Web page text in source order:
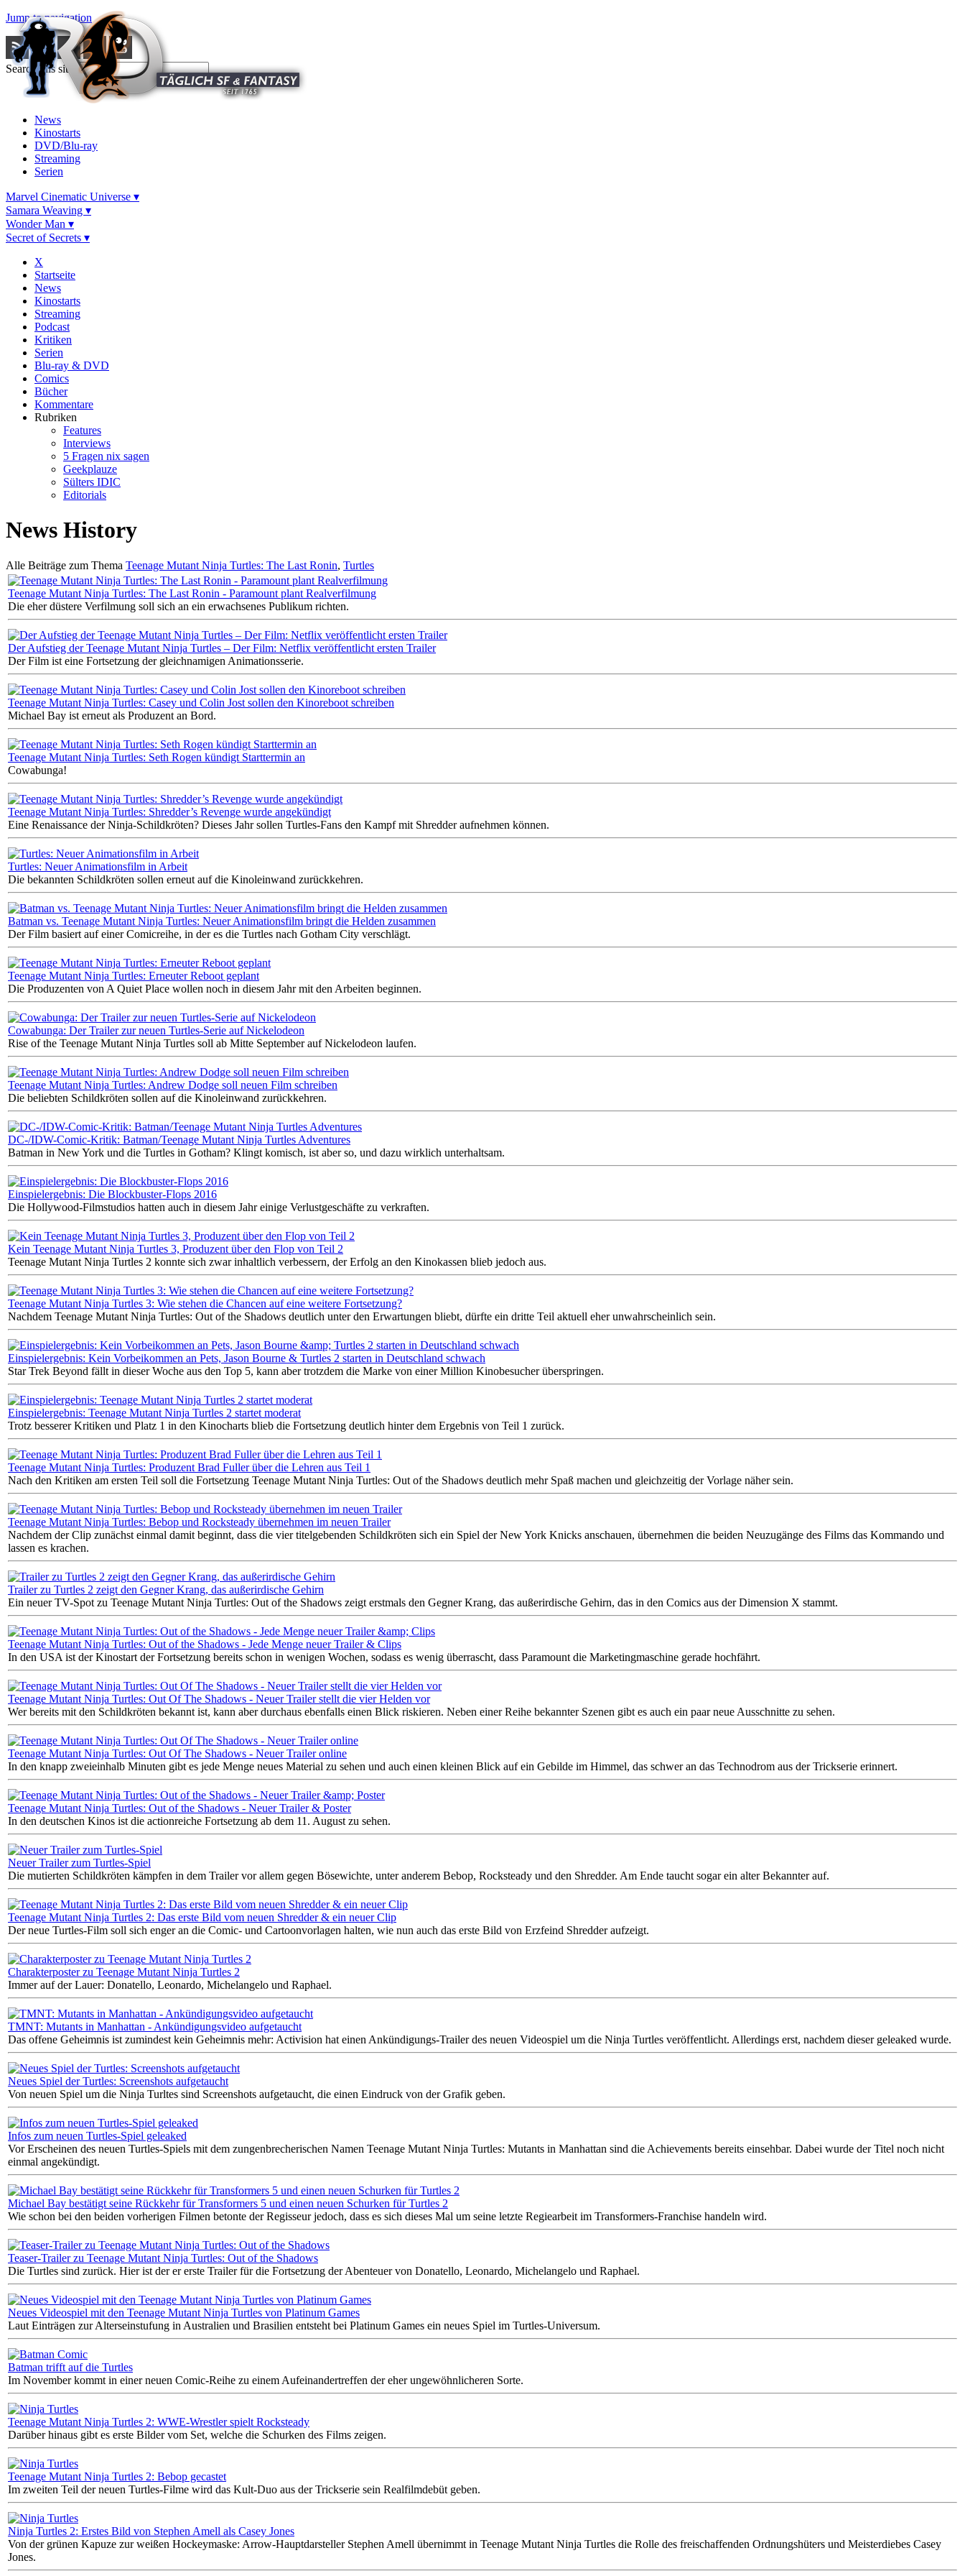
Jump to navigation
Search this site
News
Kinostarts
DVD/Blu-ray
Streaming
Serien
Marvel Cinematic Universe ▾
Samara Weaving ▾
Wonder Man ▾
Secret of Secrets ▾
X
Startseite
News
Kinostarts
Streaming
Podcast
Kritiken
Serien
Blu-ray & DVD
Comics
Bücher
Kommentare
Rubriken
Features
Interviews
5 Fragen nix sagen
Geekplauze
Sülters IDIC
Editorials
News History
Alle Beiträge zum Thema Teenage Mutant Ninja Turtles: The Last Ronin, Turtles
Teenage Mutant Ninja Turtles: The Last Ronin - Paramount plant Realverfilmung
Die eher düstere Verfilmung soll sich an ein erwachsenes Publikum richten.
Der Aufstieg der Teenage Mutant Ninja Turtles – Der Film: Netflix veröffentlicht ersten Trailer
Der Film ist eine Fortsetzung der gleichnamigen Animationsserie.
Teenage Mutant Ninja Turtles: Casey und Colin Jost sollen den Kinoreboot schreiben
Michael Bay ist erneut als Produzent an Bord.
Teenage Mutant Ninja Turtles: Seth Rogen kündigt Starttermin an
Cowabunga!
Teenage Mutant Ninja Turtles: Shredder’s Revenge wurde angekündigt
Eine Renaissance der Ninja-Schildkröten? Dieses Jahr sollen Turtles-Fans den Kampf mit Shredder aufnehmen können.
Turtles: Neuer Animationsfilm in Arbeit
Die bekannten Schildkröten sollen erneut auf die Kinoleinwand zurückkehren.
Batman vs. Teenage Mutant Ninja Turtles: Neuer Animationsfilm bringt die Helden zusammen
Der Film basiert auf einer Comicreihe, in der es die Turtles nach Gotham City verschlägt.
Teenage Mutant Ninja Turtles: Erneuter Reboot geplant
Die Produzenten von A Quiet Place wollen noch in diesem Jahr mit den Arbeiten beginnen.
Cowabunga: Der Trailer zur neuen Turtles-Serie auf Nickelodeon
Rise of the Teenage Mutant Ninja Turtles soll ab Mitte September auf Nickelodeon laufen.
Teenage Mutant Ninja Turtles: Andrew Dodge soll neuen Film schreiben
Die beliebten Schildkröten sollen auf die Kinoleinwand zurückkehren.
DC-/IDW-Comic-Kritik: Batman/Teenage Mutant Ninja Turtles Adventures
Batman in New York und die Turtles in Gotham? Klingt komisch, ist aber so, und dazu wirklich unterhaltsam.
Einspielergebnis: Die Blockbuster-Flops 2016
Die Hollywood-Filmstudios hatten auch in diesem Jahr einige Verlustgeschäfte zu verkraften.
Kein Teenage Mutant Ninja Turtles 3, Produzent über den Flop von Teil 2
Teenage Mutant Ninja Turtles 2 konnte sich zwar inhaltlich verbessern, der Erfolg an den Kinokassen blieb jedoch aus.
Teenage Mutant Ninja Turtles 3: Wie stehen die Chancen auf eine weitere Fortsetzung?
Nachdem Teenage Mutant Ninja Turtles: Out of the Shadows deutlich unter den Erwartungen bliebt, dürfte ein dritte Teil aktuell eher unwahrscheinlich sein.
Einspielergebnis: Kein Vorbeikommen an Pets, Jason Bourne & Turtles 2 starten in Deutschland schwach
Star Trek Beyond fällt in dieser Woche aus den Top 5, kann aber trotzdem die Marke von einer Million Kinobesucher überspringen.
Einspielergebnis: Teenage Mutant Ninja Turtles 2 startet moderat
Trotz besserer Kritiken und Platz 1 in den Kinocharts blieb die Fortsetzung deutlich hinter dem Ergebnis von Teil 1 zurück.
Teenage Mutant Ninja Turtles: Produzent Brad Fuller über die Lehren aus Teil 1
Nach den Kritiken am ersten Teil soll die Fortsetzung Teenage Mutant Ninja Turtles: Out of the Shadows deutlich mehr Spaß machen und gleichzeitig der Vorlage näher sein.
Teenage Mutant Ninja Turtles: Bebop und Rocksteady übernehmen im neuen Trailer
Nachdem der Clip zunächst einmal damit beginnt, dass die vier titelgebenden Schildkröten sich ein Spiel der New York Knicks anschauen, übernehmen die beiden Neuzugänge des Films das Kommando und
lassen es krachen.
Trailer zu Turtles 2 zeigt den Gegner Krang, das außerirdische Gehirn
Ein neuer TV-Spot zu Teenage Mutant Ninja Turtles: Out of the Shadows zeigt erstmals den Gegner Krang, das außerirdische Gehirn, das in den Comics aus der Dimension X stammt.
Teenage Mutant Ninja Turtles: Out of the Shadows - Jede Menge neuer Trailer & Clips
In den USA ist der Kinostart der Fortsetzung bereits schon in wenigen Wochen, sodass es wenig überrascht, dass Paramount die Marketingmaschine gerade hochfährt.
Teenage Mutant Ninja Turtles: Out Of The Shadows - Neuer Trailer stellt die vier Helden vor
Wer bereits mit den Schildkröten bekannt ist, kann aber durchaus ebenfalls einen Blick riskieren. Neben einer Reihe bekannter Szenen gibt es auch ein paar neue Ausschnitte zu sehen.
Teenage Mutant Ninja Turtles: Out Of The Shadows - Neuer Trailer online
In den knapp zweieinhalb Minuten gibt es jede Menge neues Material zu sehen und auch einen kleinen Blick auf ein Gebilde im Himmel, das schwer an das Technodrom aus der Trickserie erinnert.
Teenage Mutant Ninja Turtles: Out of the Shadows - Neuer Trailer & Poster
In den deutschen Kinos ist die actionreiche Fortsetzung ab dem 11. August zu sehen.
Neuer Trailer zum Turtles-Spiel
Die mutierten Schildkröten kämpfen in dem Trailer vor allem gegen Bösewichte, unter anderem Bebop, Rocksteady und den Shredder. Am Ende taucht sogar ein alter Bekannter auf.
Teenage Mutant Ninja Turtles 2: Das erste Bild vom neuen Shredder & ein neuer Clip
Der neue Turtles-Film soll sich enger an die Comic- und Cartoonvorlagen halten, wie nun auch das erste Bild von Erzfeind Shredder aufzeigt.
Charakterposter zu Teenage Mutant Ninja Turtles 2
Immer auf der Lauer: Donatello, Leonardo, Michelangelo und Raphael.
TMNT: Mutants in Manhattan - Ankündigungsvideo aufgetaucht
Das offene Geheimnis ist zumindest kein Geheimnis mehr: Activision hat einen Ankündigungs-Trailer des neuen Videospiel um die Ninja Turtles veröffentlicht. Allerdings erst, nachdem dieser geleaked wurde.
Neues Spiel der Turtles: Screenshots aufgetaucht
Von neuen Spiel um die Ninja Turltes sind Screenshots aufgetaucht, die einen Eindruck von der Grafik geben.
Infos zum neuen Turtles-Spiel geleaked
Vor Erscheinen des neuen Turtles-Spiels mit dem zungenbrecherischen Namen Teenage Mutant Ninja Turtles: Mutants in Manhattan sind die Achievements bereits einsehbar. Dabei wurde der Titel noch nicht
einmal angekündigt.
Michael Bay bestätigt seine Rückkehr für Transformers 5 und einen neuen Schurken für Turtles 2
Wie schon bei den beiden vorherigen Filmen betonte der Regisseur jedoch, dass es sich dieses Mal um seine letzte Regiearbeit im Transformers-Franchise handeln wird.
Teaser-Trailer zu Teenage Mutant Ninja Turtles: Out of the Shadows
Die Turtles sind zurück. Hier ist der er erste Trailer für die Fortsetzung der Abenteuer von Donatello, Leonardo, Michelangelo und Raphael.
Neues Videospiel mit den Teenage Mutant Ninja Turtles von Platinum Games
Laut Einträgen zur Alterseinstufung in Australien und Brasilien entsteht bei Platinum Games ein neues Spiel im Turtles-Universum.
Batman trifft auf die Turtles
Im November kommt in einer neuen Comic-Reihe zu einem Aufeinandertreffen der eher ungewöhnlicheren Sorte.
Teenage Mutant Ninja Turtles 2: WWE-Wrestler spielt Rocksteady
Darüber hinaus gibt es erste Bilder vom Set, welche die Schurken des Films zeigen.
Teenage Mutant Ninja Turtles 2: Bebop gecastet
Im zweiten Teil der neuen Turtles-Filme wird das Kult-Duo aus der Trickserie sein Realfilmdebüt geben.
Ninja Turtles 2: Erstes Bild von Stephen Amell als Casey Jones
Von der grünen Kapuze zur weißen Hockeymaske: Arrow-Hauptdarsteller Stephen Amell übernimmt in Teenage Mutant Ninja Turtles die Rolle des freischaffenden Ordnungshüters und Meisterdiebes Casey
Jones.